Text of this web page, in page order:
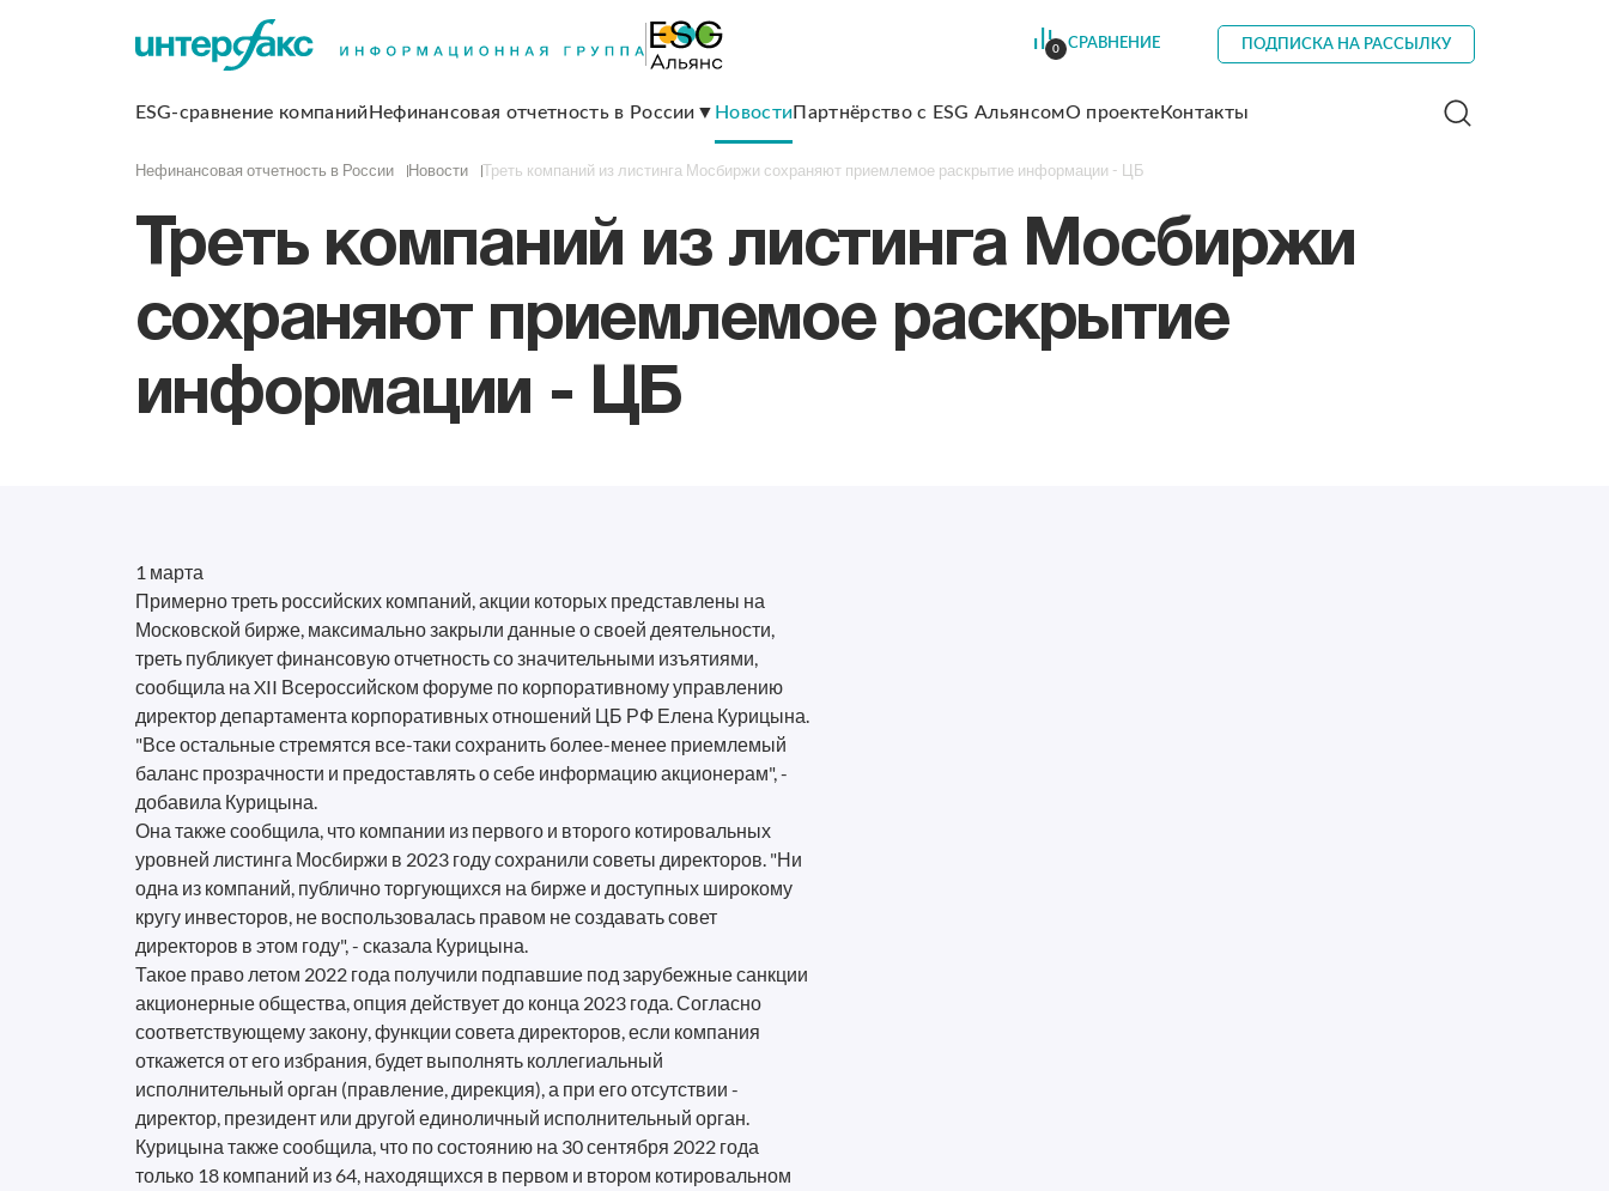
0 СРАВНЕНИЕ ПОДПИСКА НА РАССЫЛКУ
ESG-сравнение компаний Нефинансовая отчетность в России НовостиПартнёрство с ESG АльянсомО проекте Контакты
Нефинансовая отчетность в России Новости Треть компаний из листинга Мосбиржи сохраняют приемлемое раскрытие информации - ЦБ
Треть компаний из листинга Мосбиржи
сохраняют приемлемое раскрытие
информации - ЦБ
1 марта
Примерно треть российских компаний, акции которых представлены на
Московской бирже, максимально закрыли данные о своей деятельности,
треть публикует финансовую отчетность со значительными изъятиями,
сообщила на XII Всероссийском форуме по корпоративному управлению
директор департамента корпоративных отношений ЦБ РФ Елена Курицына.
"Все остальные стремятся все-таки сохранить более-менее приемлемый
баланс прозрачности и предоставлять о себе информацию акционерам", -
добавила Курицына.
Она также сообщила, что компании из первого и второго котировальных
уровней листинга Мосбиржи в 2023 году сохранили советы директоров. "Ни
одна из компаний, публично торгующихся на бирже и доступных широкому
кругу инвесторов, не воспользовалась правом не создавать совет
директоров в этом году", - сказала Курицына.
Такое право летом 2022 года получили подпавшие под зарубежные санкции
акционерные общества, опция действует до конца 2023 года. Согласно
соответствующему закону, функции совета директоров, если компания
откажется от его избрания, будет выполнять коллегиальный
исполнительный орган (правление, дирекция), а при его отсутствии -
директор, президент или другой единоличный исполнительный орган.
Курицына также сообщила, что по состоянию на 30 сентября 2022 года
только 18 компаний из 64, находящихся в первом и втором котировальном